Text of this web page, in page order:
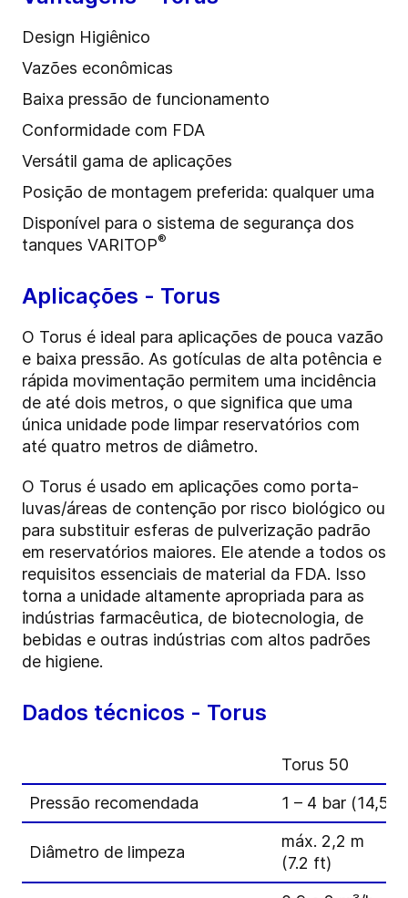
Design Higiênico
Vazões econômicas
Baixa pressão de funcionamento
Conformidade com FDA
Versátil gama de aplicações
Posição de montagem preferida: qualquer uma
Disponível para o sistema de segurança dos
tanques VARITOP®
Aplicações - Torus
O Torus é ideal para aplicações de pouca vazão
e baixa pressão. As gotículas de alta potência e
rápida movimentação permitem uma incidência
de até dois metros, o que significa que uma
única unidade pode limpar reservatórios com
até quatro metros de diâmetro.
O Torus é usado em aplicações como porta-
luvas/áreas de contenção por risco biológico ou
para substituir esferas de pulverização padrão
em reservatórios maiores. Ele atende a todos os
requisitos essenciais de material da FDA. Isso
torna a unidade altamente apropriada para as
indústrias farmacêutica, de biotecnologia, de
bebidas e outras indústrias com altos padrões
de higiene.
Dados técnicos - Torus
Torus 50
Pressão recomendada
1 – 4 bar (14,5 -
Diâmetro de limpeza
máx. 2,2 m
(7.2 ft)